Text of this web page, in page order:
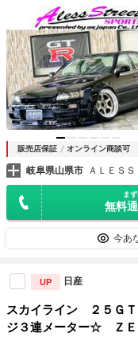
フ シャフト製ワイド
１８インチホイール
販売店保証 オンライン商談可
岐阜県山県市
ま
無料
今あ
UP 日産
スカイライン ２５Ｇ
ジ３連メーター☆ ＺＥ